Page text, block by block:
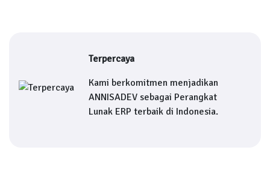
Terpercaya
Kami berkomitmen menjadikan
ANNISADEV sebagai Perangkat
Lunak ERP terbaik di Indonesia.